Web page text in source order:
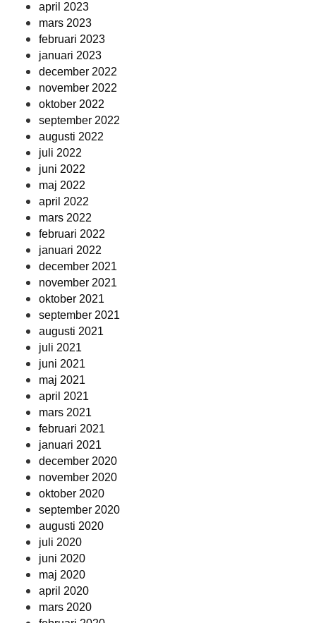
april 2023
mars 2023
februari 2023
januari 2023
december 2022
november 2022
oktober 2022
september 2022
augusti 2022
juli 2022
juni 2022
maj 2022
april 2022
mars 2022
februari 2022
januari 2022
december 2021
november 2021
oktober 2021
september 2021
augusti 2021
juli 2021
juni 2021
maj 2021
april 2021
mars 2021
februari 2021
januari 2021
december 2020
november 2020
oktober 2020
september 2020
augusti 2020
juli 2020
juni 2020
maj 2020
april 2020
mars 2020